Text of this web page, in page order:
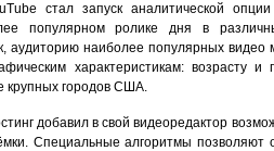
стал запуск аналитической
популярном ролике дня в
аудиторию наиболее популярных видео
характеристикам: возрасту
крупных городов США.
добавил в свой видеоредактор
Специальные алгоритмы позволяют